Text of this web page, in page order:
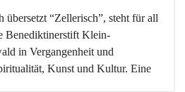
übersetzt “Zellerisch”, steht für all
Benediktinerstift Klein-
in Vergangenheit und
Kunst und Kultur. Eine